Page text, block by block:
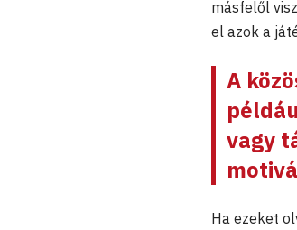
másfelől
el azok a
A
vagy
Ha ezeket